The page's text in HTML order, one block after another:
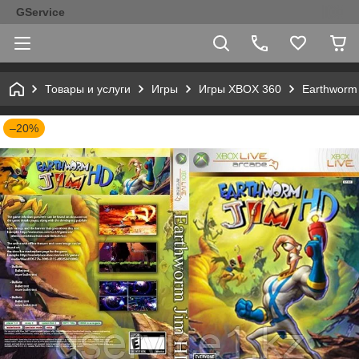
GService
Товары и услуги Игры Игры XBOX 360
–20%